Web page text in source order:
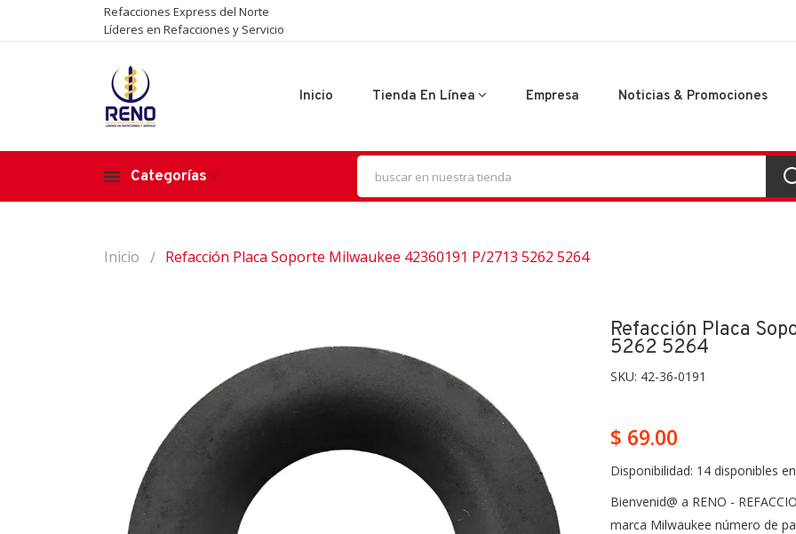
Refacciones Express del Norte
Líderes en Refacciones y Servicio
Inicio Tienda En Línea Empresa Noticias & Promociones
Categorías
Inicio Refacción Placa Soporte Milwaukee 42360191 P/2713 5262 5264
Refacción Placa
5262 5264
SKU: 42-36-0191
$ 69.00
Disponibilidad: 14 disponibles
Bienvenid@ a RENO -
marca Milwaukee número de